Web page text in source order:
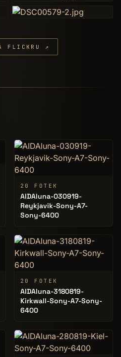
FLICKRU ↗
20 FOTEK
AIDAluna-030919-
Reykjavik-Sony-A7-
Sony-6400
20 FOTEK
AIDAluna-3180819-
Kirkwall-Sony-A7-Sony-
6400